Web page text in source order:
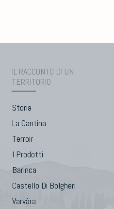
IL RACCONTO DI UN
TERRITORIO
Storia
La Cantina
Terroir
I Prodotti
Barinca
Castello Di Bolgheri
Varvàra